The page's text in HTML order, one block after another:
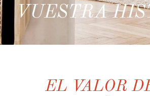
VUESTRA
EL VALOR